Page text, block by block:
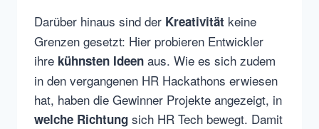
Darüber hinaus sind der Kreativität keine
Grenzen gesetzt: Hier probieren Entwickler
ihre kühnsten Ideen aus. Wie es sich zudem
in den vergangenen HR Hackathons erwiesen
hat, haben die Gewinner Projekte angezeigt, in
welche Richtung sich HR Tech bewegt. Damit